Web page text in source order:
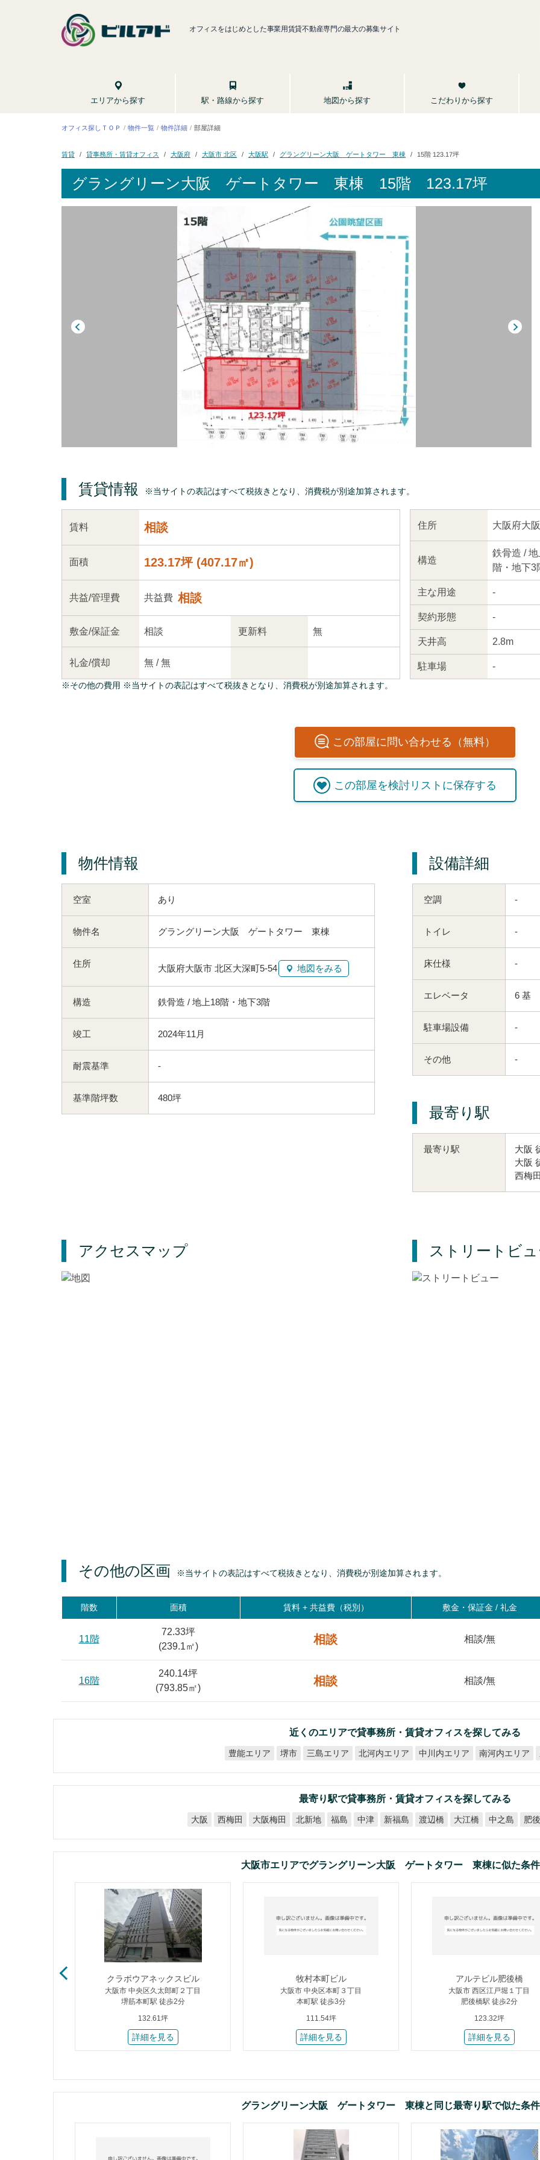
オフィスをはじめとした事業用賃貸不動産専門の最大の募集サイト
エリアから探す 駅・路線から探す 地図から探す こだわりから探す
オフィス探しＴＯＰ 物件一覧 物件詳細 部屋詳細
賃貸 貸事務所・賃貸オフィス 大阪府 大阪市 北区 大阪駅 グラングリーン大阪 ゲートタワー 東棟 15階 123.17坪
グラングリーン大阪 ゲートタワー 東棟 15階 123.17坪
賃貸情報 ※当サイトの表記はすべて税抜きとなり、消費税が別途加算されます。
賃料 相談
面積 123.17坪 (407.17㎡)
共益/管理費 共益費 相談
敷金/保証金 相談 更新料 無
礼金/償却 無 /無
住所 大阪府大
構造
鉄骨造 /
階・地下3
主な用途 -
契約形態 -
天井高 2.8m
駐車場 -
※その他の費用 ※当サイトの表記はすべて税抜きとなり、消費税が別途加算されます。
この部屋に問い合わせる（無料）
この部屋を検討リストに保存する
物件情報
空室 あり
物件名 グラングリーン大阪 ゲートタワー 東棟
住所 大阪府大阪市 北区大深町5-54 地図をみる
構造 鉄骨造 / 地上18階・地下3階
竣工 2024年11月
耐震基準 -
基準階坪数 480坪
設備詳細
空調 -
トイレ -
床仕様 -
エレベータ 6 基
駐車場設備 -
その他 -
最寄り駅
最寄り駅
大阪
大阪
西梅
アクセスマップ ストリートビ
その他の区画 ※当サイトの表記はすべて税抜きとなり、消費税が別途加算されます。
階数 面積 賃料 +共益費（税別） 敷金・保証金 / 礼金
11階
72.33坪
(239.1㎡)
相談 相談/無
16階
240.14坪
(793.85㎡)
相談 相談/無
近くのエリアで貸事務所・賃貸オフィスを探してみる
豊能エリア 堺市 三島エリア 北河内エリア 中川内エリア 南河内エリア
最寄り駅で貸事務所・賃貸オフィスを探してみる
大阪 西梅田 大阪梅田 北新地 福島 中津 新福島 渡辺橋 大江橋 中之島 肥
大阪市エリアでグラングリーン大阪 ゲートタワー 東棟に似た条
クラボウアネックスビル
大阪市 中央区久太郎町２丁目
堺筋本町駅 徒歩2分
132.61坪
詳細を見る
牧村本町ビル
大阪市 中央区本町３丁目
本町駅 徒歩3分
111.54坪
詳細を見る
アルテビル肥後橋
大阪市 西区江戸堀１丁目
肥後橋駅 徒歩2分
123.32坪
詳細を見る
グラングリーン大阪 ゲートタワー 東棟と同じ最寄り駅で似た条